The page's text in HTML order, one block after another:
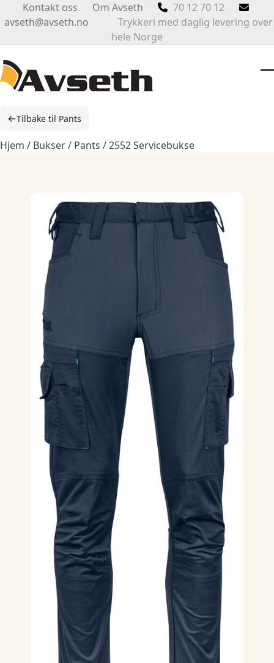
to
Kontakt oss Om Avseth
70 12 70 12
avseth@avseth.no Trykkeri med daglig levering over
hele Norge
←Tilbake til Pants
Hjem / Bukser/ Pants / 2552 Servicebukse